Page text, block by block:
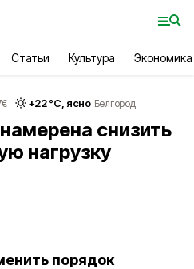
Статьи Культура Экономика
€ +22°С, ясно Белгород
снизить
нагрузку
порядок